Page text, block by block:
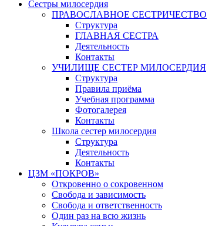
Сестры милосердия
ПРАВОСЛАВНОЕ СЕСТРИЧЕСТВО
Структура
ГЛАВНАЯ СЕСТРА
Деятельность
Контакты
УЧИЛИЩЕ СЕСТЕР МИЛОСЕРДИЯ
Структура
Правила приёма
Учебная программа
Фотогалерея
Контакты
Школа сестер милосердия
Структура
Деятельность
Контакты
ЦЗМ «ПОКРОВ»
Откровенно о сокровенном
Свобода и зависимость
Свобода и ответственность
Один раз на всю жизнь